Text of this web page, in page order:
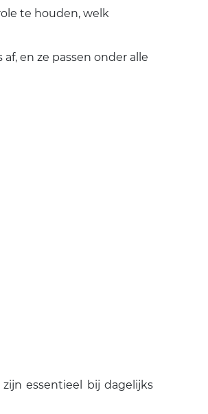
te houden, welk
en ze passen onder alle
essentieel bij dagelijks